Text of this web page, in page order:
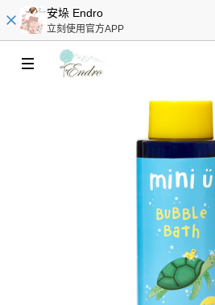
安垛 Endro
立刻使用官方APP